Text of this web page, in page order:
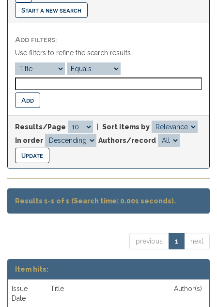
Start a new search
Add filters:
Use filters to refine the search results.
Results/Page
Sort items by
In order
Authors/record
Results 1-1 of 1 (Search time: 0.001 seconds).
previous 1 next
Item hits:
Issue
Date
Title Author(s)